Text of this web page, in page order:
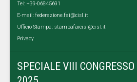
Tel: +39-06845691
E-mail: federazione.fai@cisl.it
Ufficio Stampa: stampafaicisl@cisl.it
Privacy
SPECIALE VIII